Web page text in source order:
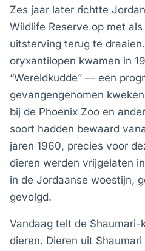
Zes jaar later richtte
Wildlife Reserve op met
uitsterving terug te
oryxantilopen kwamen in
“Wereldkudde” — een
gevangengenomen
bij de Phoenix Zoo en
soort hadden bewaard
jaren 1960, precies voor
dieren werden vrijgelaten
in de Jordaanse woestijn,
gevolgd.
Vandaag telt de Shaumari-
dieren. Dieren uit